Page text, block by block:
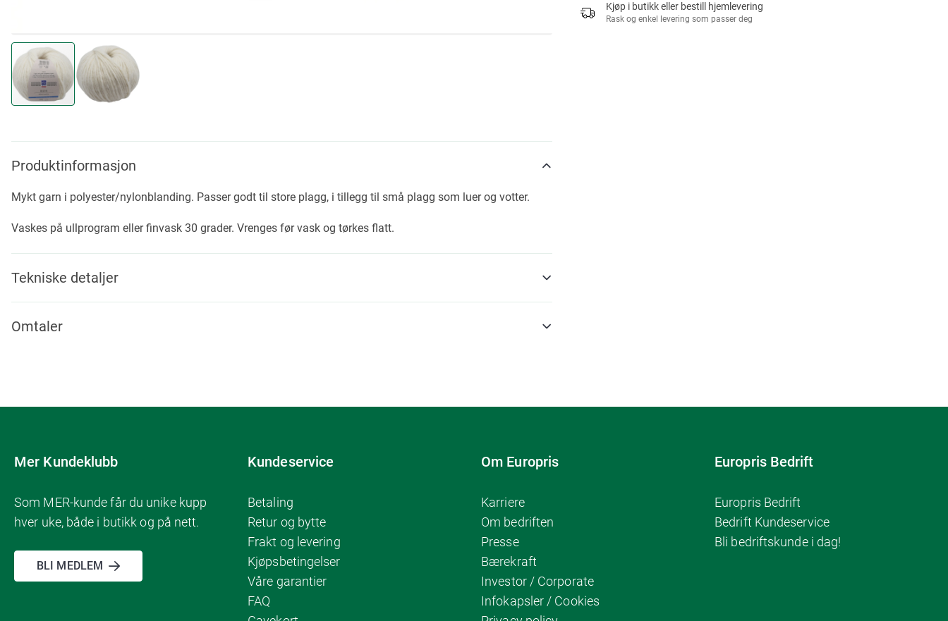
Kjøp i butikk eller bestill hjemlevering
Rask og enkel levering som passer deg
the
beginning
the
images
gallery
Produktinformasjon
Mykt garn i polyester/nylonblanding. Passer godt til store plagg, i tillegg til små plagg som luer og votter.
Vaskes på ullprogram eller finvask 30 grader. Vrenges før vask og tørkes flatt.
Tekniske detaljer
Omtaler
Mer Kundeklubb
Som MER-kunde får du unike kupp
hver uke, både i butikk og på nett.
BLI MEDLEM
Kundeservice
Betaling
Retur og bytte
Frakt og levering
Kjøpsbetingelser
Våre garantier
FAQ
Om Europris
Karriere
Om bedriften
Presse
Bærekraft
Investor / Corporate
Infokapsler / Cookies
Europris Bedrift
Europris Bedrift
Bedrift Kundeservice
Bli bedriftskunde i dag!